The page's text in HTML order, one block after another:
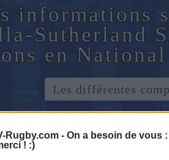
Rugby.com - On a besoin de vous
! :)
informations
Sutherland
en